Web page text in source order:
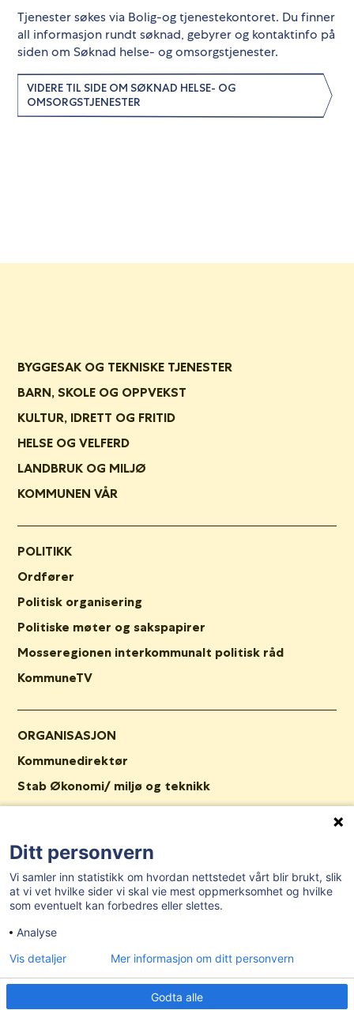
Tjenester søkes via Bolig-og tjenestekontoret. Du finner
all informasjon rundt søknad, gebyrer og kontaktinfo på
siden om Søknad helse- og omsorgstjenester.
VIDERE TIL SIDE OM SØKNAD HELSE- OG
OMSORGSTJENESTER
BYGGESAK OG TEKNISKE TJENESTER
BARN, SKOLE OG OPPVEKST
KULTUR, IDRETT OG FRITID
HELSE OG VELFERD
LANDBRUK OG MILJØ
KOMMUNEN VÅR
POLITIKK
Ordfører
Politisk organisering
Politiske møter og sakspapirer
Mosseregionen interkommunalt politisk råd
KommuneTV
ORGANISASJON
Kommunedirektør
Stab Økonomi/ miljø og teknikk
Stab HR og administrasjon
Kommunalområde helse og velferd
Stab Plan og samfunn
Nav Våler
Ledige stillinger
Tilgjengelighetserklæring
Ditt personvern
Vi samler inn statistikk om hvordan nettstedet vårt blir brukt, slik
at vi vet hvilke sider vi skal vie mest oppmerksomhet og hvilke
som eventuelt kan forbedres eller slettes.
Analyse
Godta alle
Vis detaljer Mer informasjon om ditt personvern